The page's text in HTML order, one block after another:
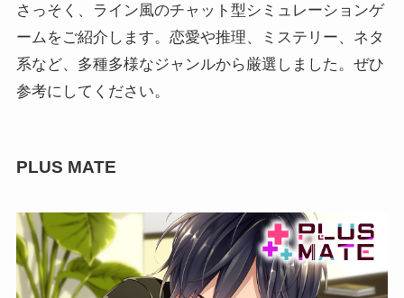
さっそく、ライン風のチャット型シミュレーションゲ
ームをご紹介します。恋愛や推理、ミステリー、ネタ
系など、多種多様なジャンルから厳選しました。ぜひ
参考にしてください。
PLUS MATE